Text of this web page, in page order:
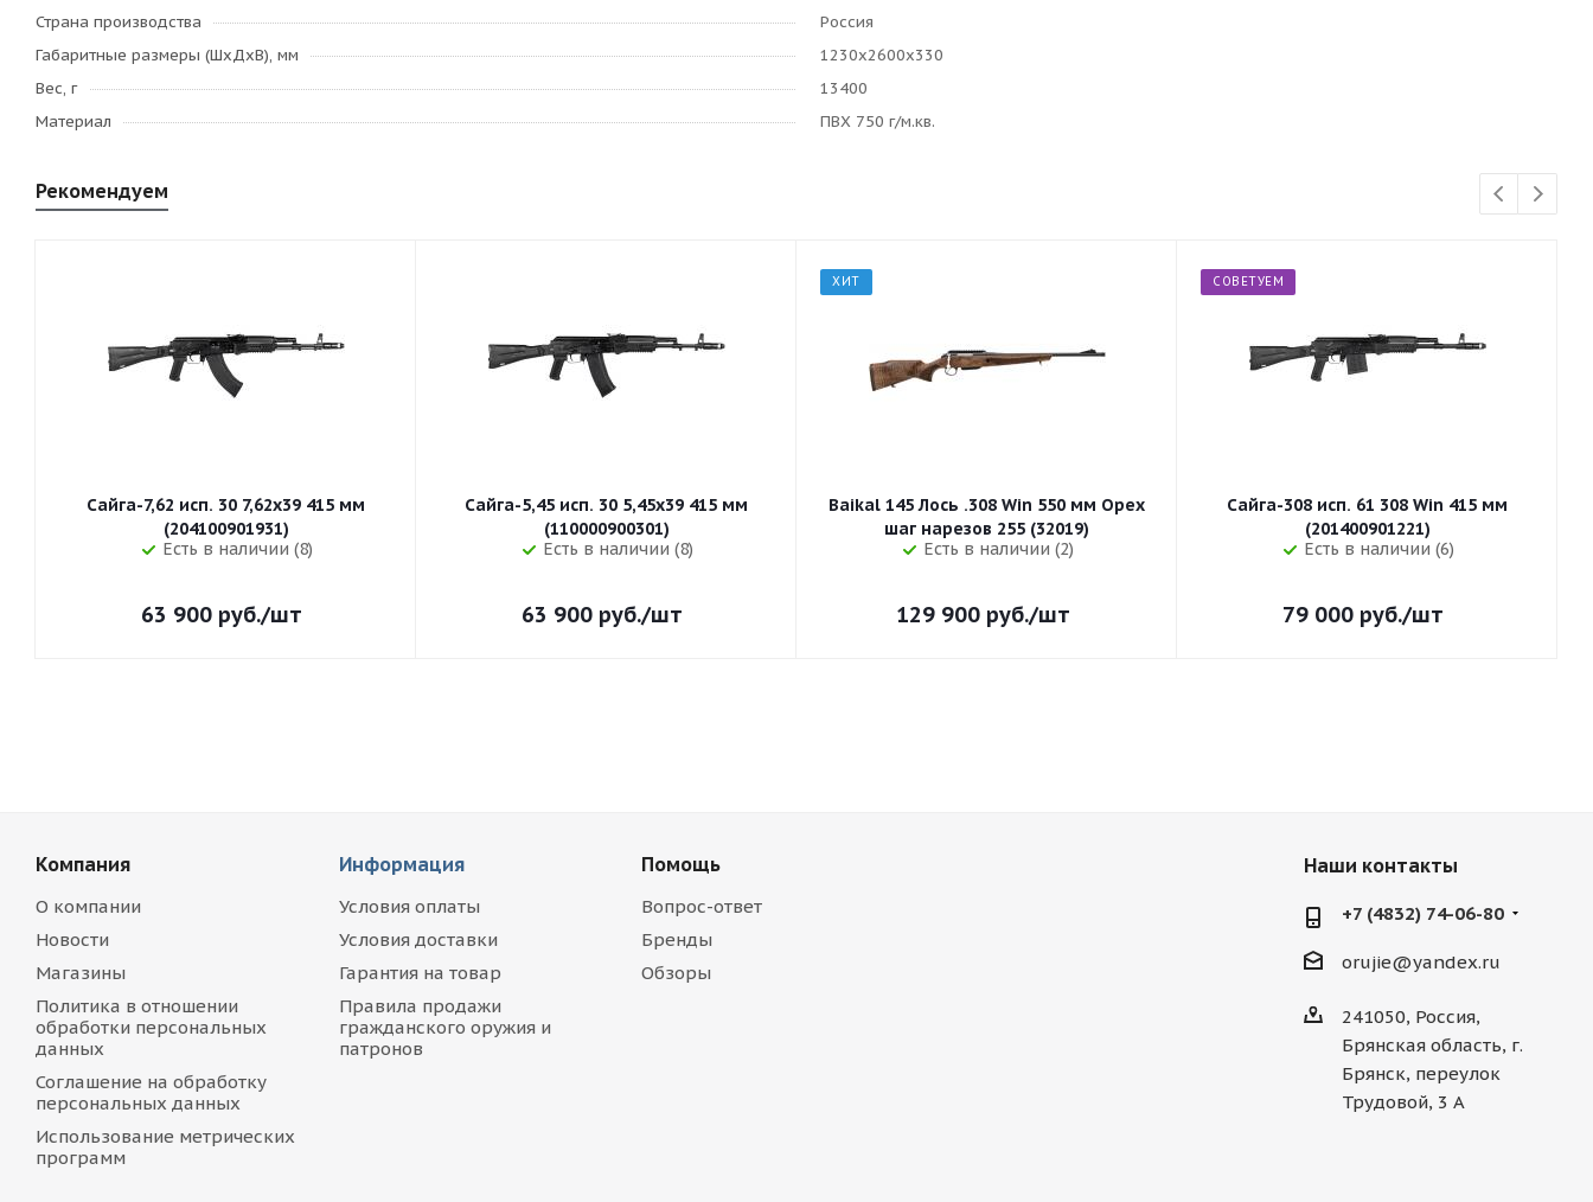
Страна производства
Россия
Габаритные размеры (ШхДхВ), мм
1230х2600х330
Вес, г
13400
Материал
ПВХ 750 г/м.кв.
Рекомендуем
Сайга-7,62 исп. 30 7,62x39 415 мм
(204100901931)
Есть в наличии (8)
63 900 руб./шт
Сайга-5,45 исп. 30 5,45x39 415 мм
(110000900301)
Есть в наличии (8)
63 900 руб./шт
ХИТ
Baikal 145 Лось .308 Win 550 мм Орех
шаг нарезов 255 (32019)
Есть в наличии (2)
129 900руб./шт
СОВЕТУЕМ
Сайга-308 исп. 61 308 Win 415 мм
(201400901221)
Есть в наличии (6)
79 000 руб./шт
Компания
О компании
Новости
Магазины
Политика в отношении
обработки персональных
данных
Соглашение на обработку
персональных данных
Использование метрических
программ
Информация
Условия оплаты
Условия доставки
Гарантия на товар
Правила продажи
гражданского оружия и
патронов
Помощь
Вопрос-ответ
Бренды
Обзоры
Наши контакты
+7 (4832) 74-06-80
orujie@yandex.ru
241050, Россия,
Брянская область, г.
Брянск, переулок
Трудовой, 3 А